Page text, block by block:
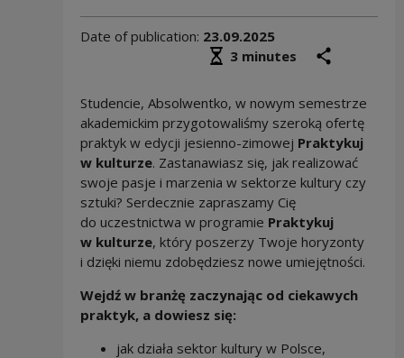
Date of publication: 23.09.2025
Średni czas czytania
3 minutes
Studencie, Absolwentko, w nowym semestrze
akademickim przygotowaliśmy szeroką ofertę
praktyk w edycji jesienno-zimowej Praktykuj
w kulturze. Zastanawiasz się, jak realizować
swoje pasje i marzenia w sektorze kultury czy
sztuki? Serdecznie zapraszamy Cię
do uczestnictwa w programie Praktykuj
w kulturze, który poszerzy Twoje horyzonty
i dzięki niemu zdobędziesz nowe umiejętności.
Wejdź w branżę zaczynając od ciekawych
praktyk, a dowiesz się:
jak działa sektor kultury w Polsce,